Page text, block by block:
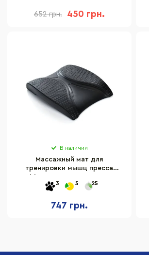
652 грн. 450 грн.
В наличии
Массажный мат для
тренировки мышц пресса
3 5 25
747 грн.